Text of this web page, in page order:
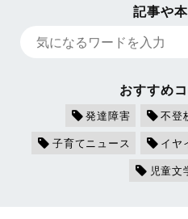
記事や
おすすめ
発達障害 不登
子育てニュース
イヤ
児童文